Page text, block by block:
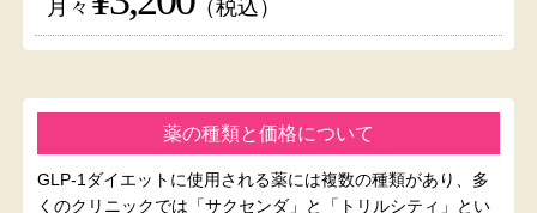
月々 （税込）
薬の種類と価格について
GLP-1ダイエットに使用される薬には複数の種類があり、多
くのクリニックでは「サクセンダ」と「トリルシティ」とい